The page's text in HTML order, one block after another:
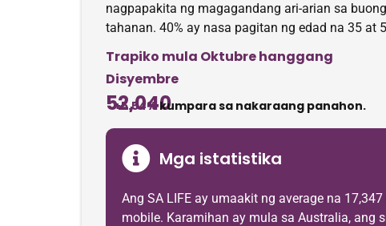
nagpapakita ng magagandang ari-arian sa
tahanan. 40% ay nasa pagitan ng edad na 35 at
Trapiko mula Oktubre hanggang
Disyembre
52,040
+5.54%kumpara sa nakaraang panahon.
Mga istatistika
Ang SA LIFE ay umaakit ng average na
mobile. Karamihan ay mula sa Australia, ang